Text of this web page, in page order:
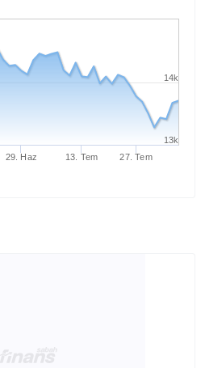
29. Haz 13. Tem 27. Tem
13k
14k